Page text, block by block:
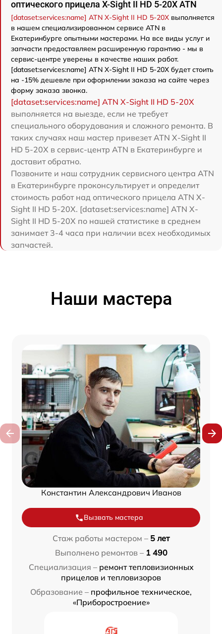
оптического прицела X-Sight II HD 5-20X ATN
[dataset:services:name] ATN X-Sight II HD 5-20X выполняется
в нашем специализированном сервисе ATN в
Екатеринбурге опытными мастерами. На все виды услуг и
запчасти предоставляем расширенную гарантию - мы в
сервис-центре уверены в качестве наших работ.
[dataset:services:name] ATN X-Sight II HD 5-20X будет стоить
на -15% дешевле при оформлении заказа на сайте через
форму заказа звонка.
[dataset:services:name] ATN X-Sight II HD 5-20X
выполняется на выезде, если не требует
специального оборудования и сложного ремонта. В
таких случаях наш мастер привезет ATN X-Sight II
HD 5-20X в сервис-центр ATN в Екатеринбурге и
доставит обратно.
Позвоните и наш сотрудник сервисного центра ATN
в Екатеринбурге проконсультирует и определит
стоимость работ над оптического прицела ATN X-
Sight II HD 5-20X. [dataset:services:name] ATN X-
Sight II HD 5-20X по нашей статистике в среднем
занимает 3-4 часа при наличии всех необходимых
запчастей.
Наши мастера
Константин Александрович Иванов
Вызвать мастера
Стаж работы мастером – 5 лет
Выполнено ремонтов – 1 490
Специализация – ремонт тепловизионных
прицелов и тепловизоров
Образование – профильное техническое,
«Приборостроение»